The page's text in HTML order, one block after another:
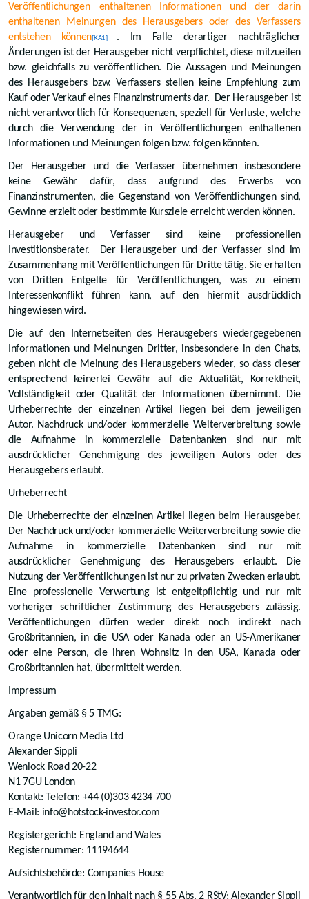
Veröffentlichungen enthaltenen Informationen und der darin
enthaltenen Meinungen des Herausgebers oder des Verfassers
entstehen können[KA1]
. Im Falle derartiger nachträglicher
Änderungen ist der Herausgeber nicht verpflichtet, diese mitzueilen
bzw. gleichfalls zu veröffentlichen. Die Aussagen und Meinungen
des Herausgebers bzw. Verfassers stellen keine Empfehlung zum
Kauf oder Verkauf eines Finanzinstruments dar. Der Herausgeber ist
nicht verantwortlich für Konsequenzen, speziell für Verluste, welche
durch die Verwendung der in Veröffentlichungen enthaltenen
Informationen und Meinungen folgen bzw. folgen könnten.
Der Herausgeber und die Verfasser übernehmen insbesondere
keine Gewähr dafür, dass aufgrund des Erwerbs von
Finanzinstrumenten, die Gegenstand von Veröffentlichungen sind,
Gewinne erzielt oder bestimmte Kursziele erreicht werden können.
Herausgeber und Verfasser sind keine professionellen
Investitionsberater. Der Herausgeber und der Verfasser sind im
Zusammenhang mit Veröffentlichungen für Dritte tätig. Sie erhalten
von Dritten Entgelte für Veröffentlichungen, was zu einem
Interessenkonflikt führen kann, auf den hiermit ausdrücklich
hingewiesen wird.
Die auf den Internetseiten des Herausgebers wiedergegebenen
Informationen und Meinungen Dritter, insbesondere in den Chats,
geben nicht die Meinung des Herausgebers wieder, so dass dieser
entsprechend keinerlei Gewähr auf die Aktualität, Korrektheit,
Vollständigkeit oder Qualität der Informationen übernimmt. Die
Urheberrechte der einzelnen Artikel liegen bei dem jeweiligen
Autor. Nachdruck und/oder kommerzielle Weiterverbreitung sowie
die Aufnahme in kommerzielle Datenbanken sind nur mit
ausdrücklicher Genehmigung des jeweiligen Autors oder des
Herausgebers erlaubt.
Urheberrecht
Die Urheberrechte der einzelnen Artikel liegen beim Herausgeber.
Der Nachdruck und/oder kommerzielle Weiterverbreitung sowie die
Aufnahme in kommerzielle Datenbanken sind nur mit
ausdrücklicher Genehmigung des Herausgebers erlaubt. Die
Nutzung der Veröffentlichungen ist nur zu privaten Zwecken erlaubt.
Eine professionelle Verwertung ist entgeltpflichtig und nur mit
vorheriger schriftlicher Zustimmung des Herausgebers zulässig.
Veröffentlichungen dürfen weder direkt noch indirekt nach
Großbritannien, in die USA oder Kanada oder an US-Amerikaner
oder eine Person, die ihren Wohnsitz in den USA, Kanada oder
Großbritannien hat, übermittelt werden.
Impressum
Angaben gemäß § 5 TMG:
Orange Unicorn Media Ltd
Alexander Sippli
Wenlock Road 20-22
N1 7GU London
Kontakt: Telefon: +44 (0)303 4234 700
E-Mail: info@hotstock-investor.com
Registergericht: England and Wales
Registernummer: 11194644
Aufsichtsbehörde: Companies House
Verantwortlich für den Inhalt nach § 55 Abs. 2 RStV: Alexander Sippli